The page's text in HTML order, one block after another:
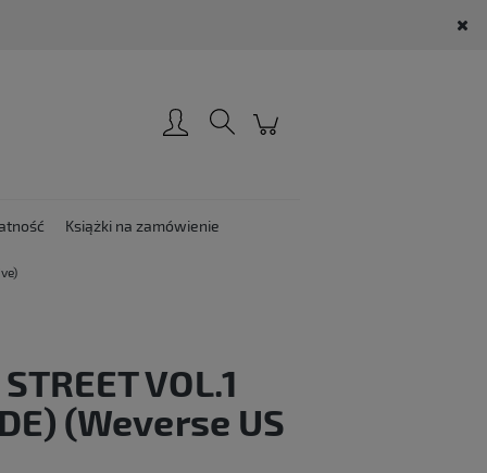
Książki na zamówienie
VOL.1
(Weverse US